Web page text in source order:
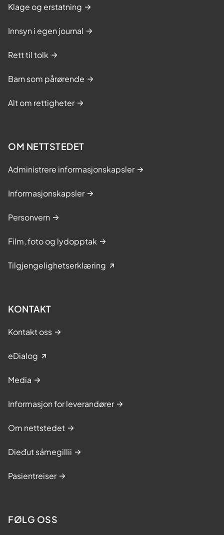
Klage og erstatning
Innsyn i egen journal
Rett til tolk
Barn som pårørende
Alt om rettigheter
OM NETTSTEDET
Administrere informasjonskapsler
Informasjonskapsler
Personvern
Film, foto og lydopptak
Tilgjengelighetserklæring
KONTAKT
Kontakt oss
eDialog
Media
Informasjon for leverandører
Om nettstedet
Dieđut sámegillii
Pasientreiser
FØLG OSS